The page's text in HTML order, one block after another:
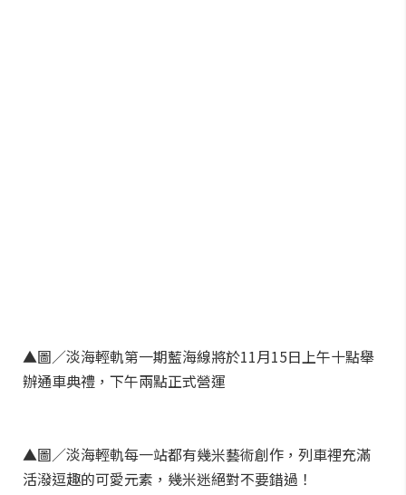
▲圖／淡海輕軌第一期藍海線將於11月15日上午十點舉
辦通車典禮，下午兩點正式營運
▲圖／淡海輕軌每一站都有幾米藝術創作，列車裡充滿
活潑逗趣的可愛元素，幾米迷絕對不要錯過！